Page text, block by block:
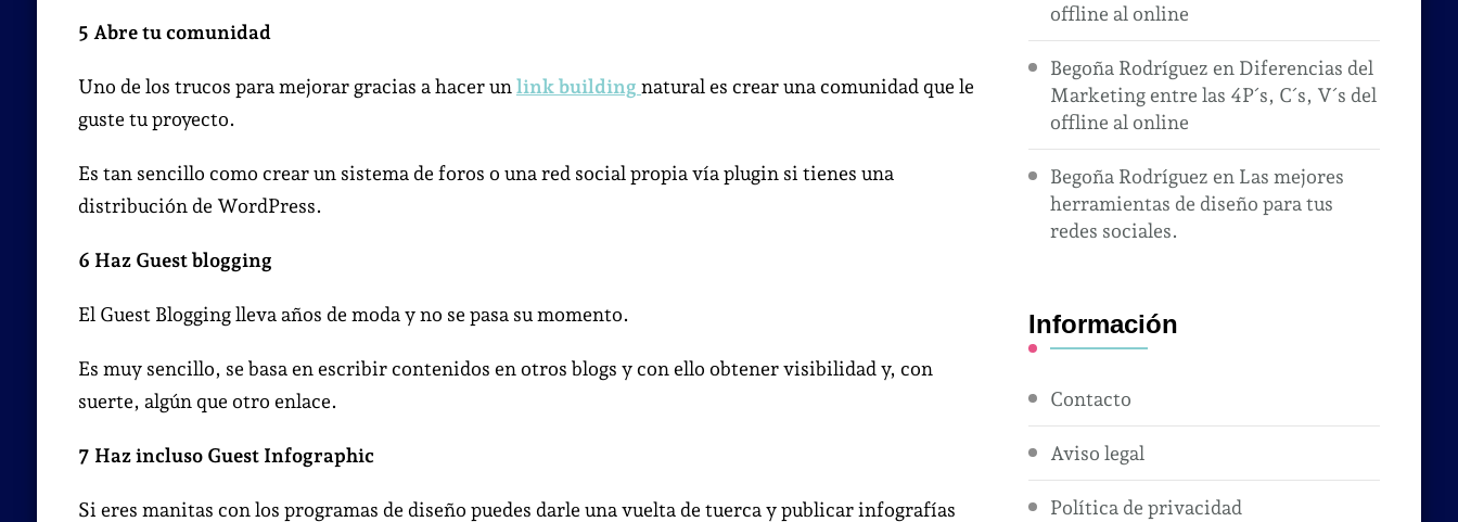
5 Abre tu comunidad
Uno de los trucos para mejorar gracias a hacer un link building natural es crear una comunidad que le
guste tu proyecto.
Es tan sencillo como crear un sistema de foros o una red social propia vía plugin si tienes una
distribución de WordPress.
6 Haz Guest blogging
El Guest Blogging lleva años de moda y no se pasa su momento.
Es muy sencillo, se basa en escribir contenidos en otros blogs y con ello obtener visibilidad y, con
suerte, algún que otro enlace.
7 Haz incluso Guest Infographic
Si eres manitas con los programas de diseño puedes darle una vuelta de tuerca y publicar infografías
offline al online
Begoña Rodríguez en Diferencias del
Marketing entre las 4P´s, C´s, V´s del
offline al online
Begoña Rodríguez en Las mejores
herramientas de diseño para tus
redes sociales.
Información
Contacto
Aviso legal
Política de privacidad